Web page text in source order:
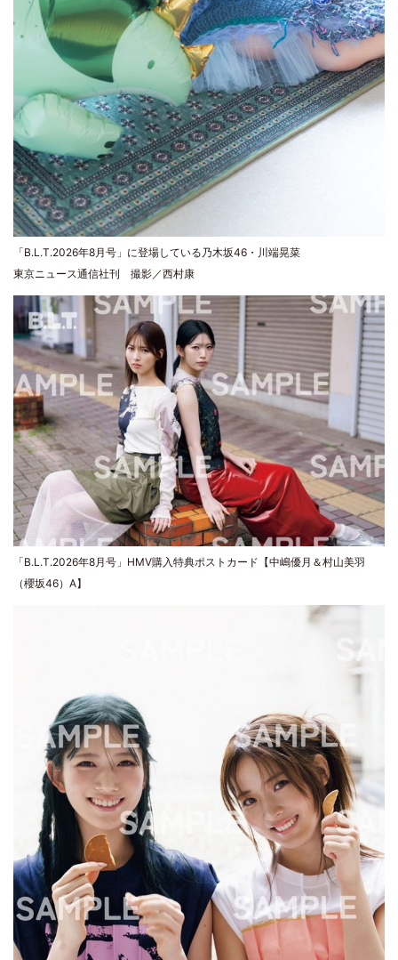
「B.L.T.2026年8月号」に登場している乃木坂46・川端晃菜
東京ニュース通信社刊 撮影／西村康
「B.L.T.2026年8月号」HMV購入特典ポストカード【中嶋優月＆村山美羽
（櫻坂46）A】